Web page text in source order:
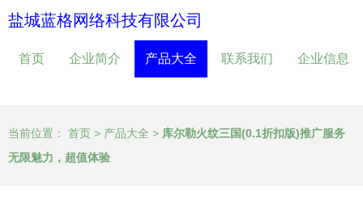
盐城蓝格网络科技有限公司
首页 企业简介 产品大全 联系我们 企业信息
当前位置： 首页 > 产品大全 > 库尔勒火纹三国(0.1折扣版)推广服务
无限魅力，超值体验